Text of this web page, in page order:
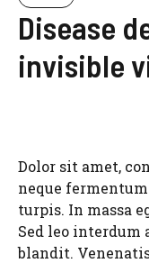
Disease
invisible
Dolor sit amet,
neque
turpis. In massa
Sed leo interdum
blandit.